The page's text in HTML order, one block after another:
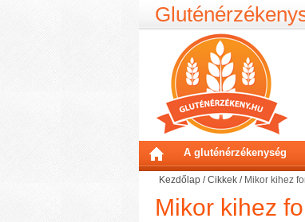
A gluténérzékenység
Kezdőlap /Cikkek / Mikor kihez
Mikor kihez